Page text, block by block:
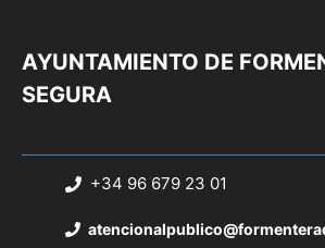
AYUNTAMIENTO DE
SEGURA
+34 96 679 23 01